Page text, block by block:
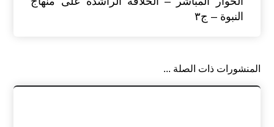
النبوة – ج٣
المنشورات ذات الصلة ...